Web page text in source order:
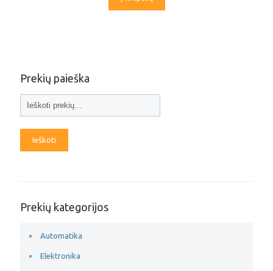
Prekių paieška
Ieškoti
Prekių kategorijos
Automatika
Elektronika